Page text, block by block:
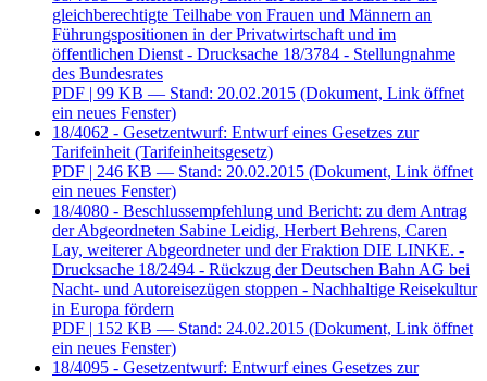
gleichberechtigte Teilhabe von Frauen und Männern an
Führungspositionen in der Privatwirtschaft und im
öffentlichen Dienst - Drucksache 18/3784 - Stellungnahme
des Bundesrates
PDF | 99 KB — Stand: 20.02.2015 (Dokument, Link öffnet
ein neues Fenster)
18/4062 - Gesetzentwurf: Entwurf eines Gesetzes zur
Tarifeinheit (Tarifeinheitsgesetz)
PDF | 246 KB — Stand: 20.02.2015 (Dokument, Link öffnet
ein neues Fenster)
18/4080 - Beschlussempfehlung und Bericht: zu dem Antrag
der Abgeordneten Sabine Leidig, Herbert Behrens, Caren
Lay, weiterer Abgeordneter und der Fraktion DIE LINKE. -
Drucksache 18/2494 - Rückzug der Deutschen Bahn AG bei
Nacht- und Autoreisezügen stoppen - Nachhaltige Reisekultur
in Europa fördern
PDF | 152 KB — Stand: 24.02.2015 (Dokument, Link öffnet
ein neues Fenster)
18/4095 - Gesetzentwurf: Entwurf eines Gesetzes zur